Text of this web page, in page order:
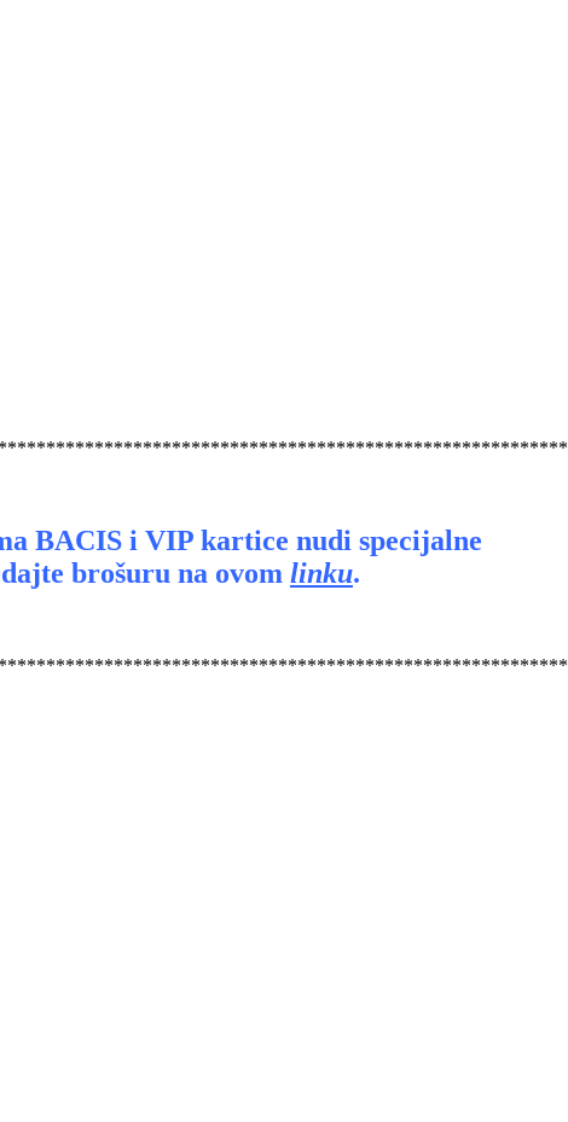
BACIS i VIP kartice nudi specijalne
brošuru na ovom linku.